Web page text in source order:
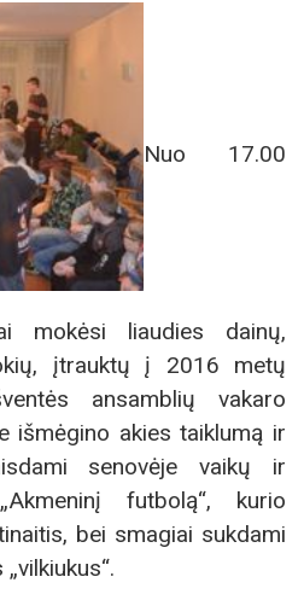
Nuo 17.00
mokėsi liaudies dainų,
įtrauktų į 2016 metų
ansamblių vakaro
išmėgino akies taiklumą ir
senovėje vaikų ir
futbolą“, kurio
bei smagiai sukdami